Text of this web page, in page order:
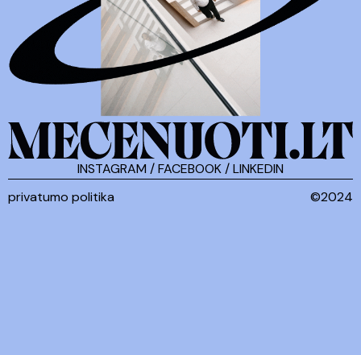
INSTAGRAM /FACEBOOK/LINKEDIN
privatumo politika
©2024